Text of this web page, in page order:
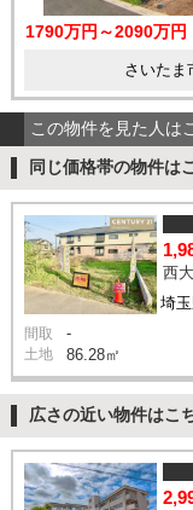
1790万円～2090万円
さいたま
この物件を見た人は
同じ価格帯の物件は
間取 -
土地 86.28㎡
広さの近い物件はこ